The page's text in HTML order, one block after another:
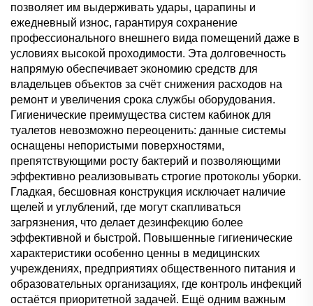
позволяет им выдерживать удары, царапины и
ежедневный износ, гарантируя сохранение
профессионального внешнего вида помещений даже в
условиях высокой проходимости. Эта долговечность
напрямую обеспечивает экономию средств для
владельцев объектов за счёт снижения расходов на
ремонт и увеличения срока службы оборудования.
Гигиенические преимущества систем кабинок для
туалетов невозможно переоценить: данные системы
оснащены непористыми поверхностями,
препятствующими росту бактерий и позволяющими
эффективно реализовывать строгие протоколы уборки.
Гладкая, бесшовная конструкция исключает наличие
щелей и углублений, где могут скапливаться
загрязнения, что делает дезинфекцию более
эффективной и быстрой. Повышенные гигиенические
характеристики особенно ценны в медицинских
учреждениях, предприятиях общественного питания и
образовательных организациях, где контроль инфекций
остаётся приоритетной задачей. Ещё одним важным